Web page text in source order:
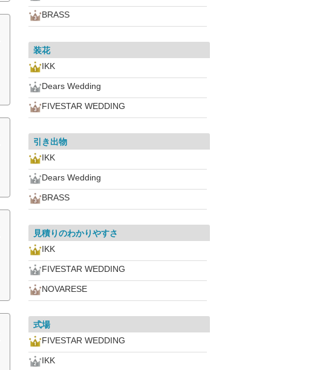
BRASS
装花
IKK
Dears Wedding
FIVESTAR WEDDING
引き出物
IKK
Dears Wedding
BRASS
見積りのわかりやすさ
IKK
FIVESTAR WEDDING
NOVARESE
式場
FIVESTAR WEDDING
IKK